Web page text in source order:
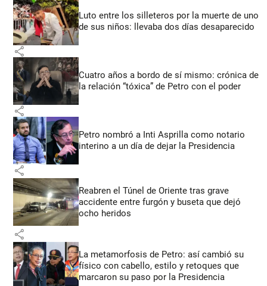
Luto entre los silleteros por la muerte de uno
de sus niños: llevaba dos días desaparecido
share
Cuatro años a bordo de sí mismo: crónica de
la relación “tóxica” de Petro con el poder
share
Petro nombró a Inti Asprilla como notario
interino a un día de dejar la Presidencia
share
Reabren el Túnel de Oriente tras grave
accidente entre furgón y buseta que dejó
ocho heridos
share
La metamorfosis de Petro: así cambió su
físico con cabello, estilo y retoques que
marcaron su paso por la Presidencia